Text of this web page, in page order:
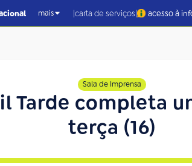
mais |carta de serviços| acesso à
Sala de Imprensa
Tarde completa
terça (16)